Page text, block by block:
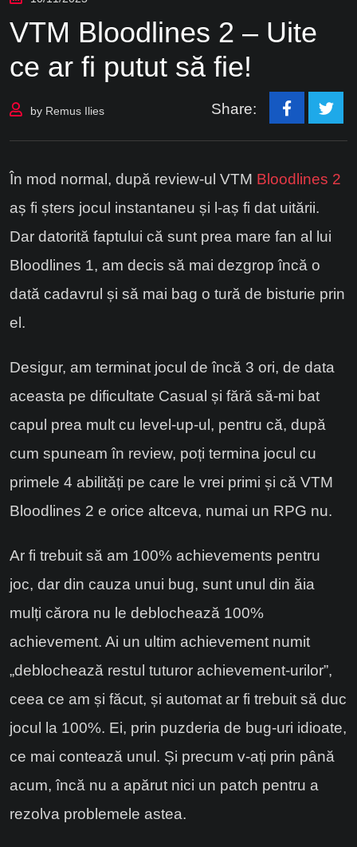
VTM Bloodlines 2 – Uite
ce ar fi putut să fie!
by Remus Ilies Share:
În mod normal, după review-ul VTM Bloodlines 2
aș fi șters jocul instantaneu și l-aș fi dat uitării.
Dar datorită faptului că sunt prea mare fan al lui
Bloodlines 1, am decis să mai dezgrop încă o
dată cadavrul și să mai bag o tură de bisturie prin
el.
Desigur, am terminat jocul de încă 3 ori, de data
aceasta pe dificultate Casual și fără să-mi bat
capul prea mult cu level-up-ul, pentru că, după
cum spuneam în review, poți termina jocul cu
primele 4 abilități pe care le vrei primi și că VTM
Bloodlines 2 e orice altceva, numai un RPG nu.
Ar fi trebuit să am 100% achievements pentru
joc, dar din cauza unui bug, sunt unul din ăia
mulți cărora nu le deblochează 100%
achievement. Ai un ultim achievement numit
„deblochează restul tuturor achievement-urilor”,
ceea ce am și făcut, și automat ar fi trebuit să duc
jocul la 100%. Ei, prin puzderia de bug-uri idioate,
ce mai contează unul. Și precum v-ați prin până
acum, încă nu a apărut nici un patch pentru a
rezolva problemele astea.